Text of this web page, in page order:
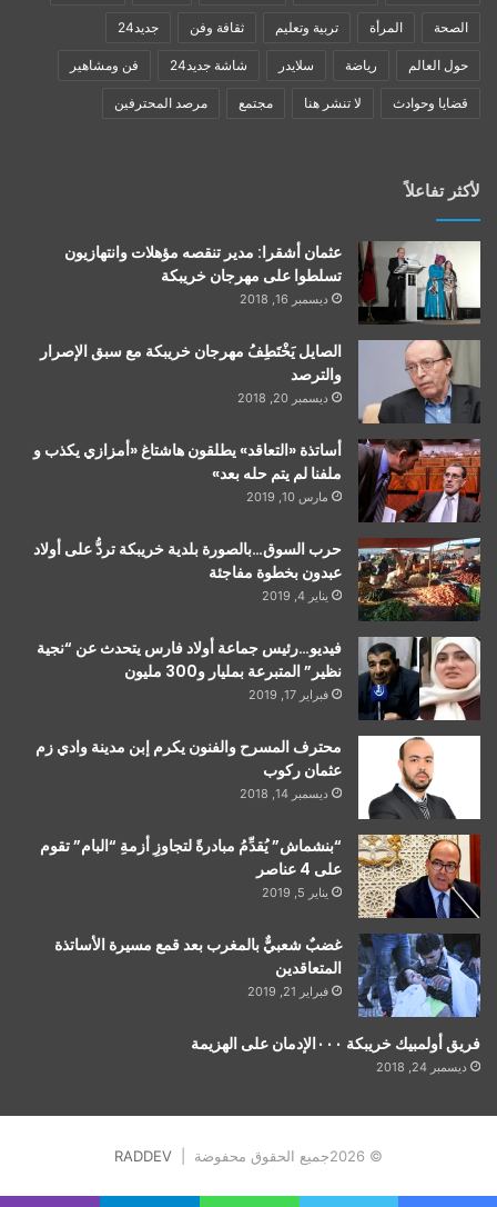
الصحة المرأة تربية وتعليم ثقافة وفن جديد24
حول العالم رياضة سلايدر شاشة جديد24 فن ومشاهير
قضايا وحوادث لا تنشر هنا مجتمع مرصد المحترفين
لأكثر تفاعلاً
عثمان أشقرا: مدير تنقصه مؤهلات وانتهازيون
تسلطوا على مهرجان خريبكة
ديسمبر 16, 2018
الصايل يَخْتَطِفُ مهرجان خريبكة مع سبق الإصرار
والترصد
ديسمبر 20, 2018
أساتذة «التعاقد» يطلقون هاشتاغ «أمزازي يكذب و
ملفنا لم يتم حله بعد»
مارس 10, 2019
حرب السوق…بالصورة بلدية خريبكة تردُّ على أولاد
عبدون بخطوة مفاجئة
يناير 4, 2019
فيديو…رئيس جماعة أولاد فارس يتحدث عن “نجية
نظير” المتبرعة بمليار و300 مليون
فبراير 17, 2019
محترف المسرح والفنون يكرم إبن مدينة وادي زم
عثمان ركوب
ديسمبر 14, 2018
“بنشماش” يُقدِّمُ مبادرةً لتجاوزِ أزمةِ “البام” تقوم
على 4 عناصر
يناير 5, 2019
غضبٌ شعبيٌّ بالمغرب بعد قمع مسيرة الأساتذة
المتعاقدين
فبراير 21, 2019
فريق أولمبيك خريبكة ٠٠٠الإدمان على الهزيمة
ديسمبر 24, 2018
© 2026جميع الحقوق محفوضة | RADDEV